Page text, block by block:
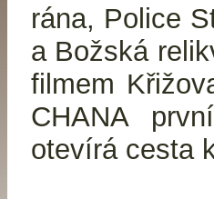
rána, Police
a Božská
filmem
CHANA
otevírá cesta